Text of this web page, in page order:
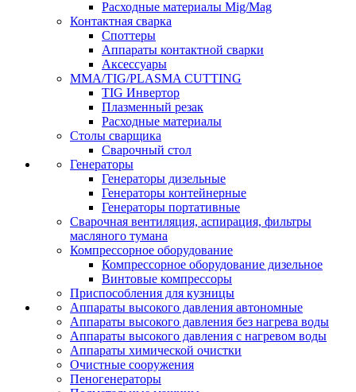
Расходные материалы Mig/Mag
Контактная сварка
Споттеры
Аппараты контактной сварки
Аксессуары
MMA/TIG/PLASMA CUTTING
TIG Инвертор
Плазменный резак
Расходные материалы
Столы сварщика
Сварочный стол
Генераторы
Генераторы дизельные
Генераторы контейнерные
Генераторы портативные
Сварочная вентиляция, аспирация, фильтры
масляного тумана
Компрессорное оборудование
Компрессорное оборудование дизельное
Винтовые компрессоры
Приспособления для кузницы
Аппараты высокого давления автономные
Аппараты высокого давления без нагрева воды
Аппараты высокого давления с нагревом воды
Аппараты химической очистки
Очистные сооружения
Пеногенераторы